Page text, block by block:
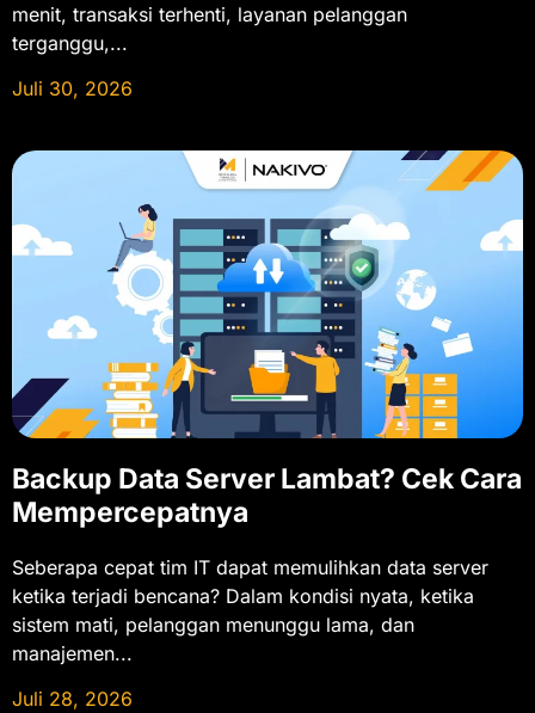
menit, transaksi terhenti, layanan pelanggan
terganggu,...
Juli 30, 2026
Backup Data Server Lambat? Cek Cara
Mempercepatnya
Seberapa cepat tim IT dapat memulihkan data server
ketika terjadi bencana? Dalam kondisi nyata, ketika
sistem mati, pelanggan menunggu lama, dan
manajemen...
Juli 28, 2026